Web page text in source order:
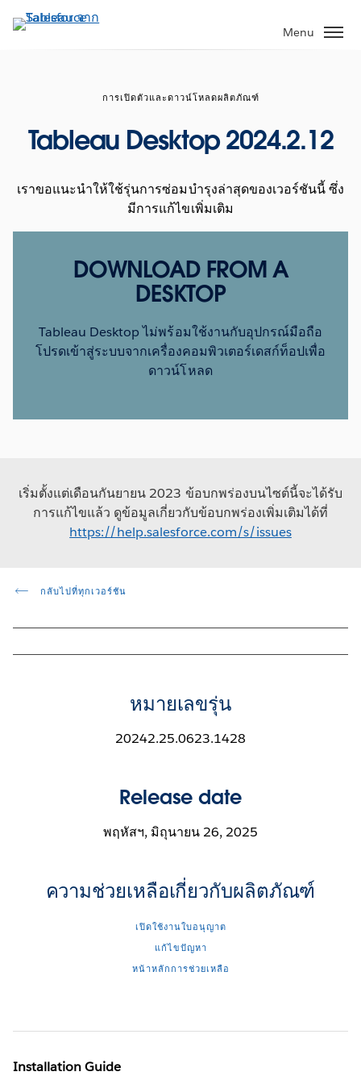
ไป
Menu
การเปิดตัวและดาวน์โหลดผลิตภัณฑ์
Tableau Desktop 2024.2.12
เราขอแนะนำให้ใช้รุ่นการซ่อมบำรุงล่าสุดของเวอร์ชันนี้ ซึ่ง
มีการแก้ไขเพิ่มเติม
DOWNLOAD FROM A
DESKTOP
Tableau Desktop ไม่พร้อมใช้งานกับอุปกรณ์มือถือ
โปรดเข้าสู่ระบบจากเครื่องคอมพิวเตอร์เดสก์ท็อปเพื่อ
ดาวน์โหลด
เริ่มตั้งแต่เดือนกันยายน 2023 ข้อบกพร่องบนไซต์นี้จะได้รับ
การแก้ไขแล้ว ดูข้อมูลเกี่ยวกับข้อบกพร่องเพิ่มเติมได้ที่
https://help.salesforce.com/s/issues
กลับไปที่ทุกเวอร์ชัน
หมายเลขรุ่น
20242.25.0623.1428
Release date
พฤหัสฯ, มิถุนายน 26, 2025
ความช่วยเหลือเกี่ยวกับผลิตภัณฑ์
เปิดใช้งานใบอนุญาต
แก้ไขปัญหา
หน้าหลักการช่วยเหลือ
Installation Guide